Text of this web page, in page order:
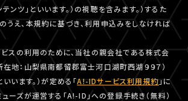
ンツ」といいます。）の視聴を含みます。）するた
うえ、本規約に基づき、利用申込みをしなければ
スの利用のために、当社の親会社である株式会
在地：山梨県南都留郡富士河口湖町西湖９９７）
いいます。）が定める「A!-IDサービス利用規約」に
ーズが運営する「A!-ID」への登録手続き（無料）